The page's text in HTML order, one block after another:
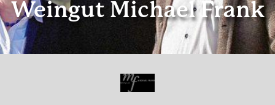
Weingut Michael Frank